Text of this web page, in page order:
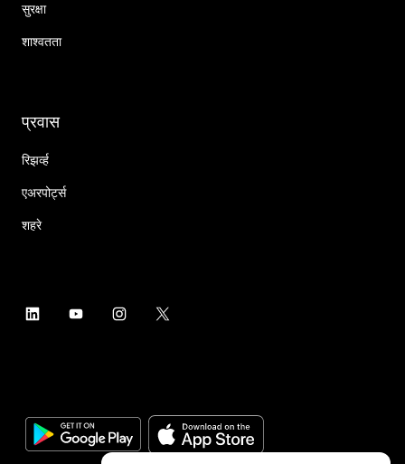
सुरक्षा
शाश्वतता
प्रवास
रिझर्व्ह
एअरपोर्ट्स
शहरे